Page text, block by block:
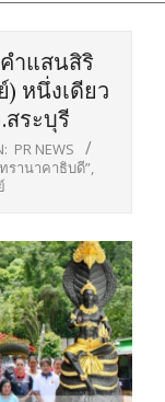
ำแสนสิริ
หนึ่งเดียว
ระบุรี
PR NEWS
านาคาธิบดี”,